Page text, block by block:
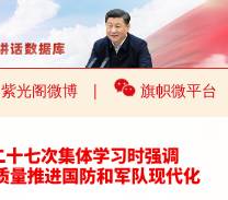
紫光阁微博 | 旗帜微平台